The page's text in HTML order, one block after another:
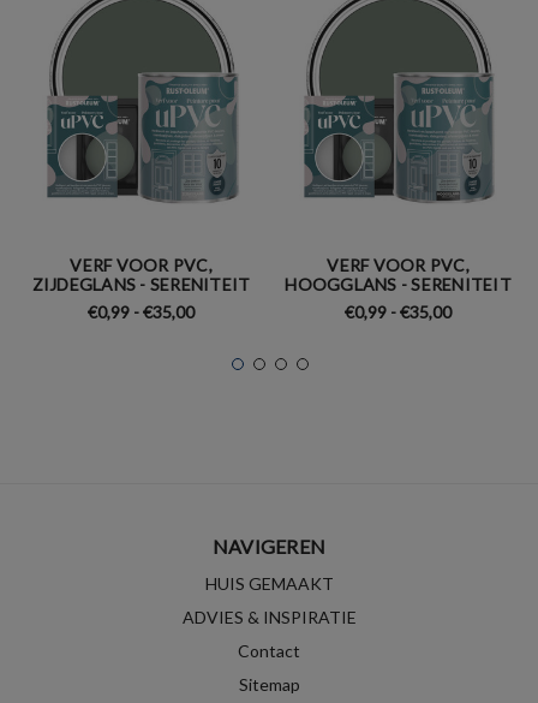
VERF VOOR PVC,
ZIJDEGLANS - SERENITEIT
€0,99 - €35,00
VERF VOOR PVC,
HOOGGLANS - SERENITEIT
€0,99 - €35,00
NAVIGEREN
HUIS GEMAAKT
ADVIES & INSPIRATIE
Contact
Sitemap